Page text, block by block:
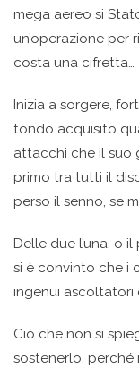
mega aereo si
un’operazione per
costa una cifretta…
Inizia a sorgere,
tondo acquisito
attacchi che il suo
primo tra tutti il
perso il senno, se
Delle due l’una: o
si è convinto che i
ingenui ascoltatori
Ciò che non si
sostenerlo, perché